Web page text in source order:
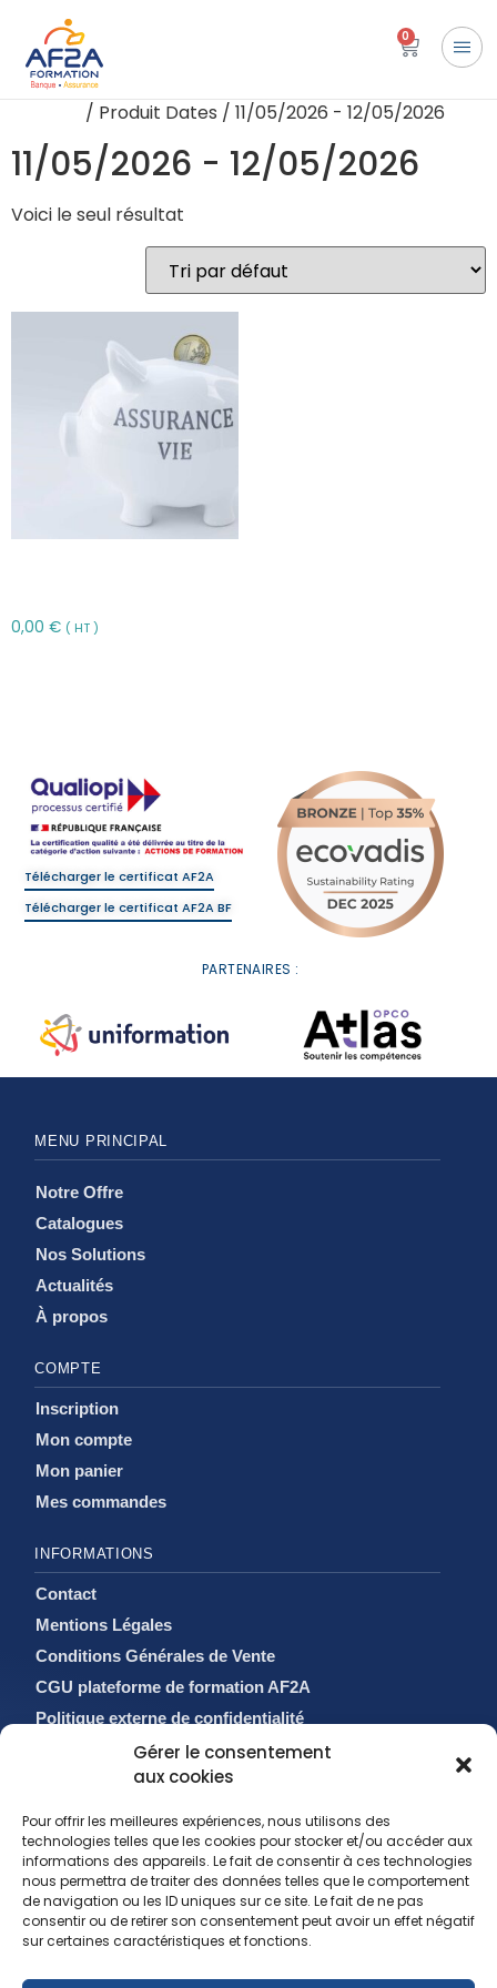
Gérer le consentement
aux cookies
Pour offrir les meilleures expériences, nous utilisons des
technologies telles que les cookies pour stocker et/ou accéder aux
informations des appareils. Le fait de consentir à ces technologies
nous permettra de traiter des données telles que le comportement
de navigation ou les ID uniques sur ce site. Le fait de ne pas
consentir ou de retirer son consentement peut avoir un effet négatif
sur certaines caractéristiques et fonctions.
0
/ Produit Dates / 11/05/2026 - 12/05/2026
11/05/2026 - 12/05/2026
Voici le seul résultat
0,00 € ( HT )
Télécharger le certificat AF2A
Télécharger le certificat AF2A BF
PARTENAIRES :
INFORMATIONS
Contact
Mentions Légales
Conditions Générales de Vente
CGU plateforme de formation AF2A
Politique externe de confidentialité
Politique de cookies (EU)
MENU PRINCIPAL
Notre Offre
Catalogues
Nos Solutions
Actualités
À propos
COMPTE
Inscription
Mon compte
Mon panier
Mes commandes